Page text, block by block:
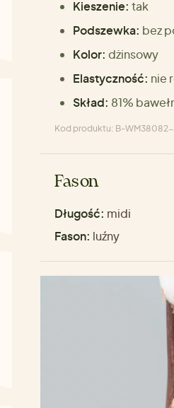
Kieszenie: tak
Podszewka: bez
Kolor: dżinsowy
Elastyczność: nie
Skład: 81%
Kod produktu: B-
Fason
Długość: midi
Fason: luźny